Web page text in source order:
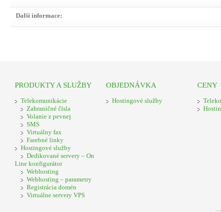
Další informace:
PRODUKTY A SLUŽBY
Telekomunikácie
Zahraničné čísla
Volanie z pevnej
SMS
Virtuálny fax
Farebné linky
Hostingové služby
Dedikované servery – On
Line konfigurátor
Webhosting
Webhosting – parametry
Registrácia domén
Virtuálne servery VPS
OBJEDNÁVKA
Hostingové služby
CENY